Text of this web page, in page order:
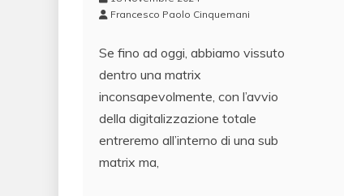
Francesco Paolo Cinquemani
Se fino ad oggi, abbiamo vissuto
dentro una matrix
inconsapevolmente, con l’avvio
della digitalizzazione totale
entreremo all’interno di una sub
matrix ma,